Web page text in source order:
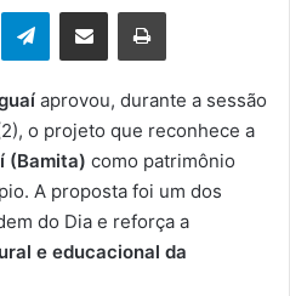
Telegram
aprovou, durante a sessão
o projeto que reconhece a
(Bamita) como patrimônio
A proposta foi um dos
do Dia e reforça a
e educacional da